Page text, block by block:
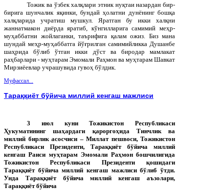
Тожик ва ўзбек халқлари этник нуқтаи назардан бир-
бирига шунчалик яқинки, бундай ҳолатни дунёнинг бошқа
халқларида учратиш мушкул. Яратган бу икки халқни
жаннатмакон диёрда яратиб, кўнгилларига самимий меҳр-
муҳаббатни жойлаганки, таърифига қалам ожиз. Биз мана
шундай меҳр-муҳаббатга йўғрилган самимийликка Душанбе
шаҳрида бўлиб ўтган икки дўст ва биродар мамлакат
раҳбарлари - муҳтарам Эмомали Раҳмон ва муҳтарам Шавкат
Мирзиёевлар учрашувида гувоҳ бўлдик.
Муфассал...
Тараққиёт бўйича миллий кенгаш мажлиси
3 июл куни Тожикистон Республикаси
Ҳукуматининг шаҳардаги қароргоҳида Тинчлик ва
миллий бирлик асосчиси – Миллат пешвоси, Тожикистон
Республикаси Президенти, Тараққиёт бўйича миллий
кенгаш Раиси муҳтарам Эмомали Раҳмон бошчилигида
Тожикистон Республикаси Президенти қошидаги
Тараққиёт бўйича миллий кенгаш мажлиси бўлиб ўтди.
Унда Тараққиёт бўйича миллий кенгаш аъзолари,
Тараққиёт бўйича